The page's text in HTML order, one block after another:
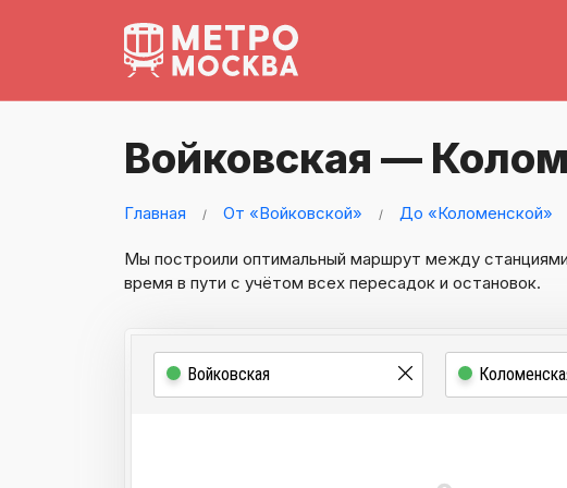
Войковская —
Главная От «Войковской» До «Коломенской»
Мы построили оптимальный маршрут между
время в пути с учётом всех пересадок и остановок.